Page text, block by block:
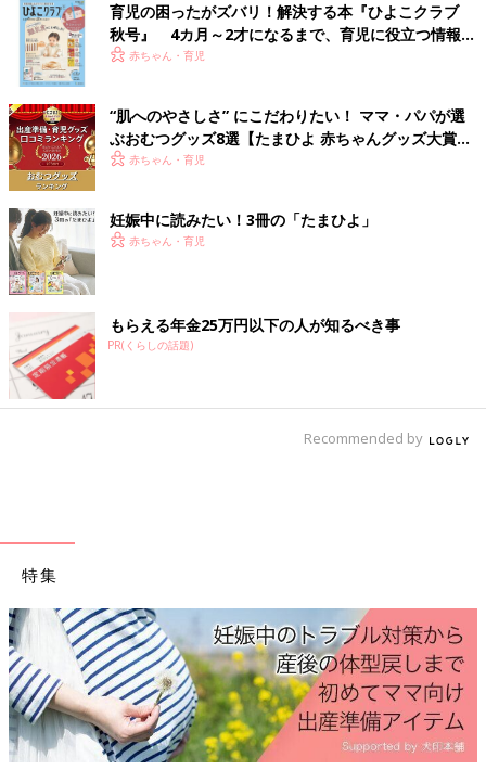
■映画でお父さん役を演じていた時に、子役への笑顔が自然だっ
た
■菅田くんがテレビで紹介していた家族の話が素敵だったので影
今回、「将来の理想のパパ」に名前のあがった皆さん、そして選
出コメントからは、優しく、穏やかで、家族を大切にするという
や友人と理想のパパについて語り合うのも楽しいかもしれません
ね。
文・たまひよONLINE編集部
■ 調査概要対象
たまひよのアプリ（まいにちのたまひよ）を利用されている方 計 13,515名
―性別 ：男性 949名 、女性 12,552名 、答えたくない・当てはまるものはない 14
名
―【妊娠月数】もしくはお子さまの【月齢・年齢】 ：妊娠中 7,335名 、生後 0~11
か月 4,470名 、1歳以上 1,676名 、答えたくない・当てはまるものはない 34名
育児の困ったがズバリ！解決する本『ひよこクラブ
秋号』 4カ月～2才になるまで、育児に役立つ情報が
いっぱい！
赤ちゃん・育児
“肌へのやさしさ” にこだわりたい！ ママ・パパが選
ぶおむつグッズ8選【たまひよ 赤ちゃんグッズ大賞
2026】
赤ちゃん・育児
妊娠中に読みたい！3冊の「たまひよ」
赤ちゃん・育児
もらえる年金25万円以下の人が知るべき事
PR(くらしの話題)
Recommended by
特集